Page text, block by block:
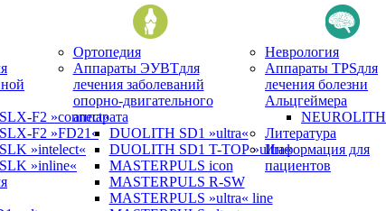
F2 »connect«
F2 »FD21«
»intelect«
»inline«
Ортопедия
Аппараты ЭУВТдля
лечения заболеваний
опорно-двигательного
аппарата
DUOLITH SD1 »ultra«
DUOLITH SD1 T-TOP »ultra«
MASTERPULS icon
MASTERPULS R-SW
MASTERPULS »ultra« line
Неврология
Аппараты TPSдля
лечения болезни
Альцгеймера
NEUROLITH
Литература
Информация для
пациентов